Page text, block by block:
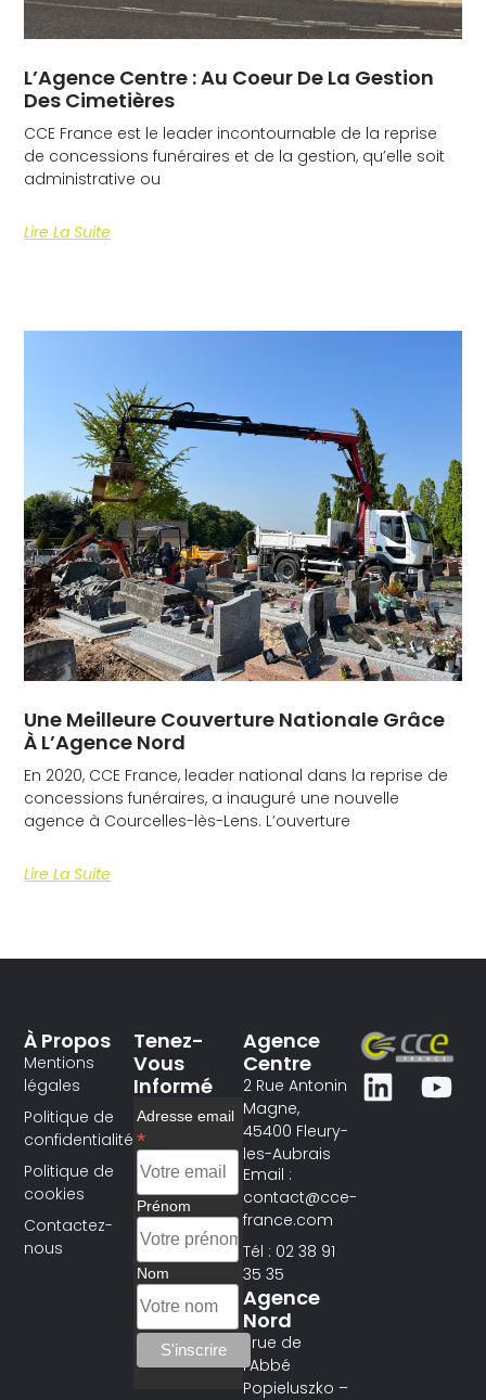
L’Agence Centre : Au Coeur De La Gestion
Des Cimetières
CCE France est le leader incontournable de la reprise
de concessions funéraires et de la gestion, qu’elle soit
administrative ou
Lire La Suite
Une Meilleure Couverture Nationale Grâce
À L’Agence Nord
En 2020, CCE France, leader national dans la reprise de
concessions funéraires, a inauguré une nouvelle
agence à Courcelles-lès-Lens. L’ouverture
Lire La Suite
À Propos
Mentions
légales
Politique de
confidentialité
Politique de
cookies
Contactez-
nous
Agence
Centre
2 Rue Antonin
Magne,
45400 Fleury-
les-Aubrais
Email :
contact@cce-
france.com
Tél : 02 38 91
35 35
Agence
Nord
1 rue de
l’Abbé
Popieluszko –
Tenez-
Vous
Informé
Adresse email
*
Prénom
Nom